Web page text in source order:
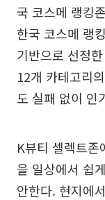
국 코스메 랭킹
한국 코스메 랭
기반으로 선정
12개 카테고리
도 실패 없이 인
K뷰티 셀렉트존
을 일상에서 쉽
안한다. 현지에